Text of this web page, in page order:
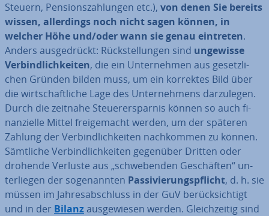
Steuern, Pen­si­ons­zah­lun­gen etc.), von denen Sie bereits
wissen, al­ler­dings noch nicht sagen können, in
welcher Höhe und/oder wann sie genau eintreten.
Anders aus­ge­drückt: Rück­stel­lun­gen sind ungewisse
Ver­bind­lich­kei­ten, die ein Un­ter­neh­men aus ge­setz­li­
chen Gründen bilden muss, um ein korrektes Bild über
die wirt­schaft­li­che Lage des Un­ter­neh­mens dar­zu­le­gen.
Durch die zeitnahe Steu­er­erspar­nis können so auch fi­
nan­zi­el­le Mittel frei­ge­macht werden, um der späteren
Zahlung der Ver­bind­lich­kei­ten nach­kom­men zu können.
Sämtliche Ver­bind­lich­kei­ten gegenüber Dritten oder
drohende Verluste aus „schwe­ben­den Ge­schäf­ten“ un­
ter­lie­gen der so­ge­nann­ten Pas­si­vie­rungs­pflicht, d. h. sie
müssen im Jah­res­ab­schluss in der GuV be­rück­sich­tigt
und in der Bilanzaus­ge­wie­sen werden. Gleich­zei­tig sind